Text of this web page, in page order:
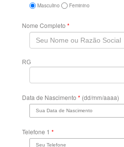
Masculino
Feminino
Nome Completo *
RG
Data de Nascimento * (dd/mm/aaaa)
Telefone 1 *